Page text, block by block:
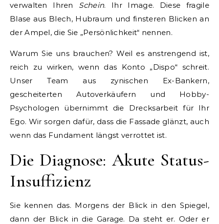
verwalten Ihren Schein. Ihr Image. Diese fragile
Blase aus Blech, Hubraum und finsteren Blicken an
der Ampel, die Sie „Persönlichkeit“ nennen.
Warum Sie uns brauchen? Weil es anstrengend ist,
reich zu wirken, wenn das Konto „Dispo“ schreit.
Unser Team aus zynischen Ex-Bankern,
gescheiterten Autoverkäufern und Hobby-
Psychologen übernimmt die Drecksarbeit für Ihr
Ego. Wir sorgen dafür, dass die Fassade glänzt, auch
wenn das Fundament längst verrottet ist.
Die Diagnose: Akute Status-
Insuffizienz
Sie kennen das. Morgens der Blick in den Spiegel,
dann der Blick in die Garage. Da steht er. Oder er